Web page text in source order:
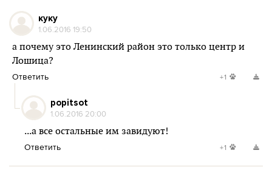
куку
1.06.2016 19:50
а почему это Ленинский район это только центр и
Лошица?
Ответить +1
popitsot
1.06.2016 20:00
...а все остальные им завидуют!
Ответить +1